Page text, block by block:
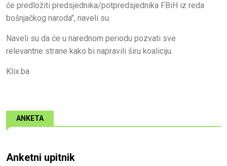
će predložiti predsjednika/potpredsjednika FBiH iz reda
bošnjačkog naroda", naveli su.
Naveli su da će u narednom periodu pozvati sve
relevantne strane kako bi napravili širu koaliciju.
Klix.ba
ANKETA
Anketni upitnik